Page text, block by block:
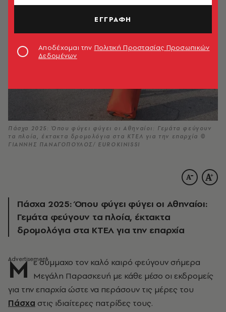
Πάσχα 2025: Όπου φύγει φύγει οι Αθηναίοι: Γεμάτα φεύγουν
τα πλοία, έκτακτα δρομολόγια στα ΚΤΕΛ για την επαρχία ©
ΓΙΑΝΝΗΣ ΠΑΝΑΓΟΠΟΥΛΟΣ/ EUROKINISSI
Πάσχα 2025: Όπου φύγει φύγει οι Αθηναίοι:
Γεμάτα φεύγουν τα πλοία, έκτακτα
δρομολόγια στα ΚΤΕΛ για την επαρχία
Μ ε σύμμαχο τον καλό καιρό φεύγουν σήμερα
Μεγάλη Παρασκευή με κάθε μέσο οι εκδρομείς
για την επαρχία ώστε να περάσουν τις μέρες του
Πάσχα στις ιδιαίτερες πατρίδες τους.
ΕΓΓΡΑΦΗ
Αποδέχομαι την Πολιτική Προστασίας Προσωπικών
Δεδομένων